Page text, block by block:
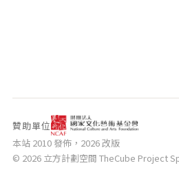
贊助單位
本站 2010 發佈，2026 改版
© 2026 立方計劃空間 TheCube Project